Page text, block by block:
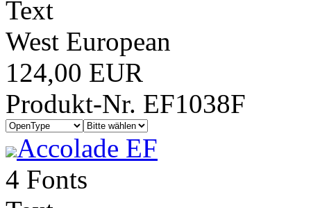
Text
West European
124,00 EUR
Produkt-Nr. EF1038F
Accolade EF
4 Fonts